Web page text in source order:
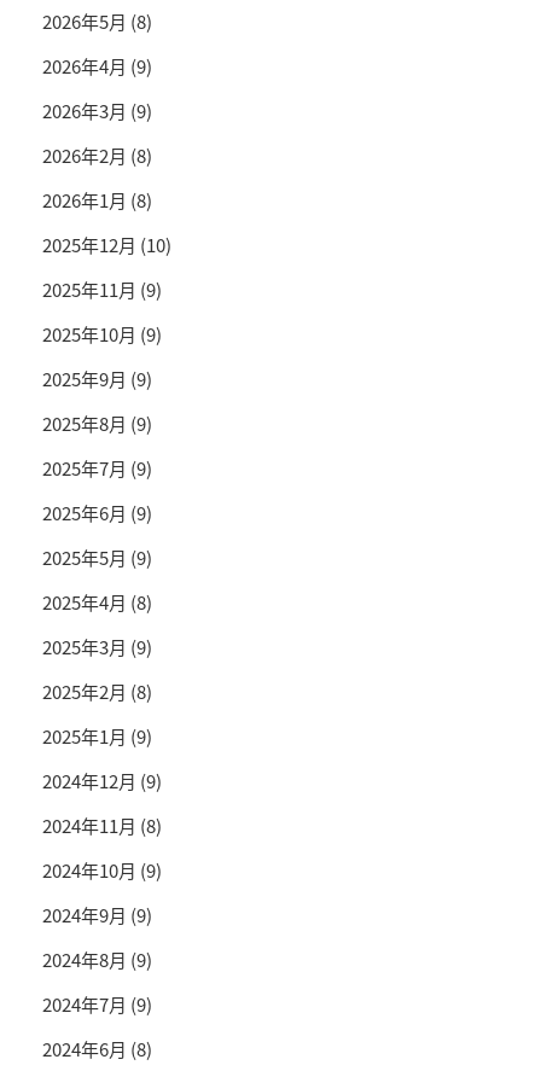
2026年5月 (8)
2026年4月 (9)
2026年3月 (9)
2026年2月 (8)
2026年1月 (8)
2025年12月 (10)
2025年11月 (9)
2025年10月 (9)
2025年9月 (9)
2025年8月 (9)
2025年7月 (9)
2025年6月 (9)
2025年5月 (9)
2025年4月 (8)
2025年3月 (9)
2025年2月 (8)
2025年1月 (9)
2024年12月 (9)
2024年11月 (8)
2024年10月 (9)
2024年9月 (9)
2024年8月 (9)
2024年7月 (9)
2024年6月 (8)